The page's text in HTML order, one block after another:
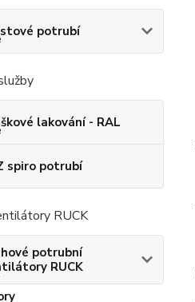
potrubí
lakování - RAL
spiro potrubí
RUCK
potrubní
RUCK